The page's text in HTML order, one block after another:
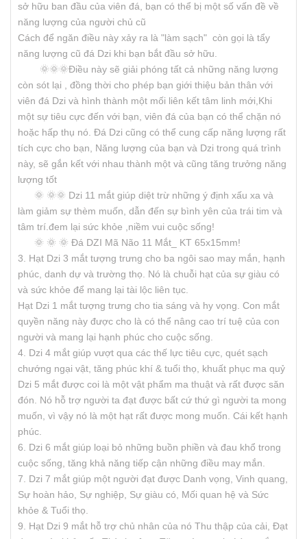
sở hữu ban đầu của viên đá, bạn có thể bị một số vấn đề về
năng lượng của người chủ cũ
Cách để ngăn điều này xảy ra là "làm sạch" còn gọi là tẩy
năng lượng cũ đá Dzi khi bạn bắt đầu sở hữu.
🌞🌞🌞Điều này sẽ giải phóng tất cả những năng lượng
còn sót lại , đồng thời cho phép bạn giới thiệu bản thân với
viên đá Dzi và hình thành một mối liên kết tâm linh mới,Khi
một sự tiêu cực đến với bạn, viên đá của bạn có thể chặn nó
hoặc hấp thụ nó. Đá Dzi cũng có thể cung cấp năng lượng rất
tích cực cho bạn, Năng lượng của bạn và Dzi trong quá trình
này, sẽ gắn kết với nhau thành một và cũng tăng trưởng năng
lượng tốt
🌞 🌞🌞 Dzi 11 mắt giúp diệt trừ những ý định xấu xa và
làm giảm sự thèm muốn, dẫn đến sự bình yên của trái tim và
tâm trí.đem lại sức khỏe ,niềm vui cuộc sống!
🌞 🌞 🌞 Đá DZI Mã Não 11 Mắt_ KT 65x15mm!
3. Hạt Dzi 3 mắt tượng trưng cho ba ngôi sao may mắn, hạnh
phúc, danh dự và trường thọ. Nó là chuỗi hạt của sự giàu có
và sức khỏe để mang lại tài lộc liên tục.
Hạt Dzi 1 mắt tượng trưng cho tia sáng và hy vọng. Con mắt
quyền năng này được cho là có thể nâng cao trí tuệ của con
người và mang lại hạnh phúc cho cuộc sống.
4. Dzi 4 mắt giúp vượt qua các thế lực tiêu cực, quét sạch
chướng ngại vật, tăng phúc khí & tuổi thọ, khuất phục ma quỷ
Dzi 5 mắt được coi là một vật phẩm ma thuật và rất được săn
đón. Nó hỗ trợ người ta đạt được bất cứ thứ gì người ta mong
muốn, vì vậy nó là một hạt rất được mong muốn. Cái kết hạnh
phúc.
6. Dzi 6 mắt giúp loại bỏ những buồn phiền và đau khổ trong
cuộc sống, tăng khả năng tiếp cận những điều may mắn.
7. Dzi 7 mắt giúp một người đạt được Danh vọng, Vinh quang,
Sự hoàn hảo, Sự nghiệp, Sự giàu có, Mối quan hệ và Sức
khỏe & Tuổi thọ.
9. Hạt Dzi 9 mắt hỗ trợ chủ nhân của nó Thu thập của cải, Đạt